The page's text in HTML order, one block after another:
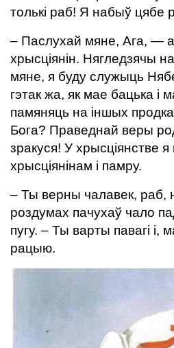
толькі раб! Я набыў цябе
– Паслухай мяне, Ага, —
хрысціянін. Нягледзячы
мяне, я буду служыць
гэтак жа, як мае бацька і
памяняць на іншых
Бога? Праведнай веры
зракуся! У хрысціянстве я
хрысціянінам і памру.
– Ты верны чалавек, раб,
роздумах пачухаў чало
пугу. – Ты варты павагі і,
рацыю.